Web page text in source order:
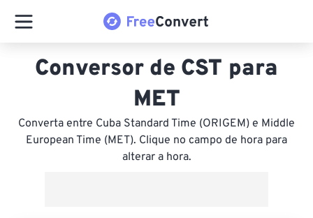
Conversor de CST para
MET
Converta entre Cuba Standard Time (ORIGEM) e Middle
European Time (MET). Clique no campo de hora para
alterar a hora.